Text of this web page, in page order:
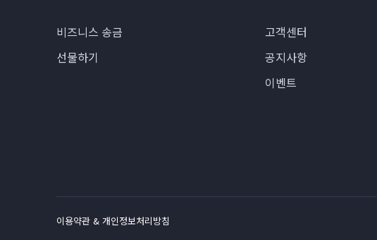
비즈니스 송금
선물하기
고객센터
공지사항
이벤트
이용약관 & 개인정보처리방침